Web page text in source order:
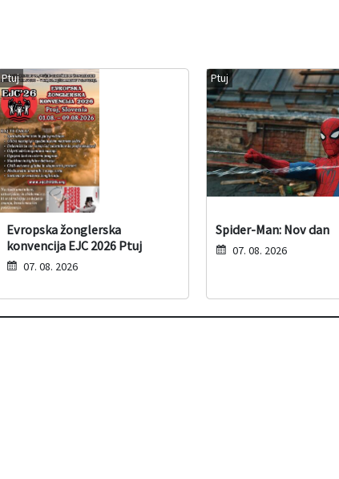
Ptuj
Evropska žonglerska
konvencija EJC 2026 Ptuj
07. 08. 2026
Ptuj
Spider-Man: Nov dan
07. 08. 2026